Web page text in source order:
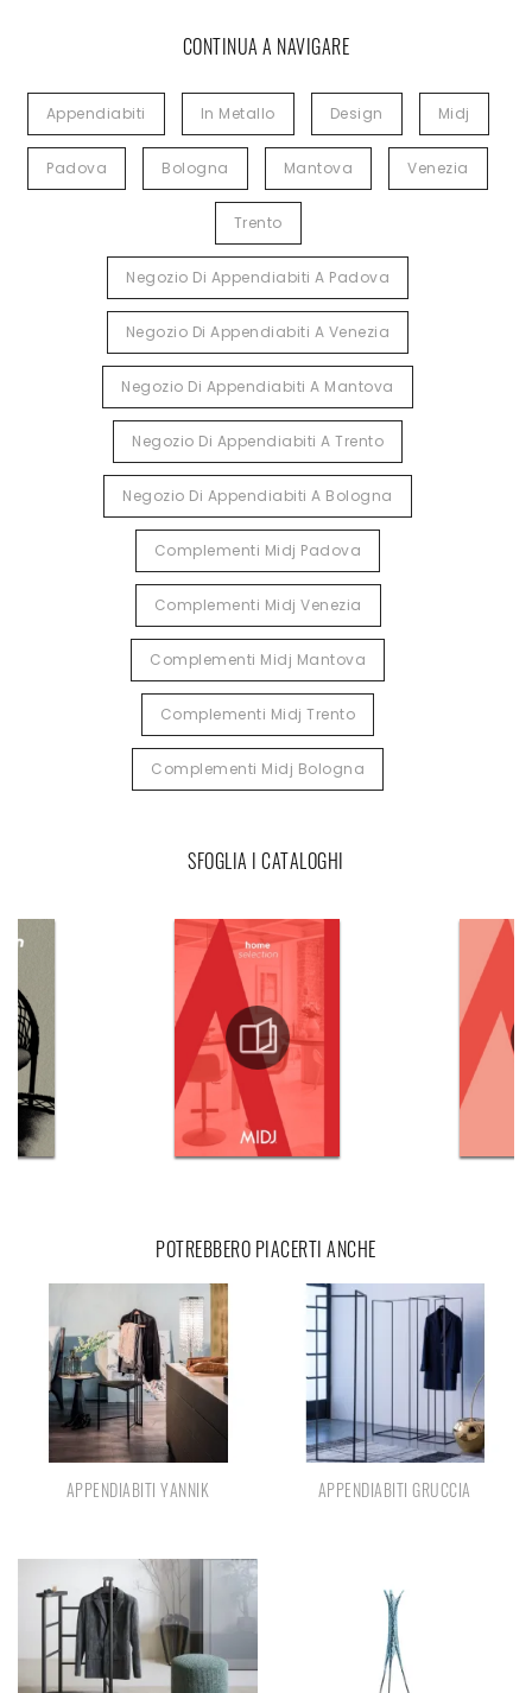
CONTINUA A NAVIGARE
Appendiabiti In Metallo Design Midj
Padova Bologna Mantova Venezia
Trento
Negozio Di Appendiabiti A Padova
Negozio Di Appendiabiti A Venezia
Negozio Di Appendiabiti A Mantova
Negozio Di Appendiabiti A Trento
Negozio Di Appendiabiti A Bologna
Complementi Midj Padova
Complementi Midj Venezia
Complementi Midj Mantova
Complementi Midj Trento
Complementi Midj Bologna
SFOGLIA I CATALOGHI
POTREBBERO PIACERTI ANCHE
APPENDIABITI YANNIK APPENDIABITI GRUCCIA